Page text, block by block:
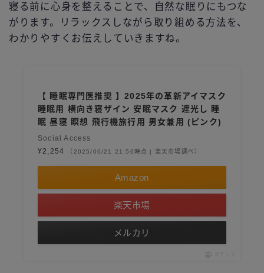
寝る前に心身を整えることで、自然な眠りにもつな
がります。リラックスしながら取り組める方法を、
わかりやすくお伝えしていきますね。
【 睡眠専門医推奨 】2025年の革新アイマスク
睡眠用 横向き寝ザイン 安眠マスク 遮光し 睡
眠 昼寝 瞑想 飛行機旅行用 男女兼用 (ピンク)
Social Access
¥2,254
（2025/06/21 21:56時点 | 楽天市場調べ）
Amazon
楽天市場
メルカリ